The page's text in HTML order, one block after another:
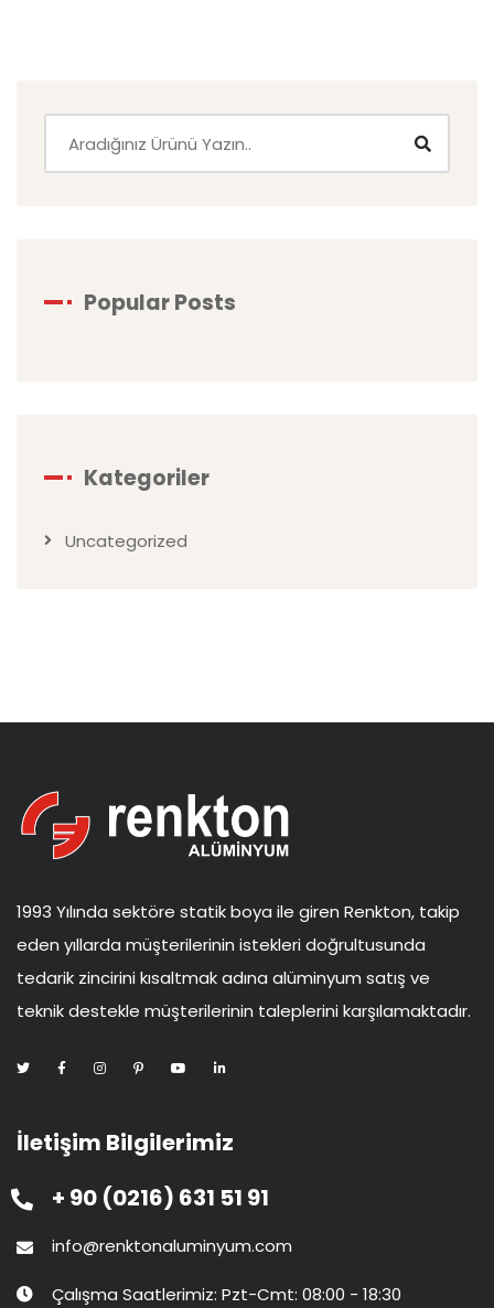
Popular Posts
Kategoriler
Uncategorized
1993 Yılında sektöre statik boya ile giren Renkton, takip
eden yıllarda müşterilerinin istekleri doğrultusunda
tedarik zincirini kısaltmak adına alüminyum satış ve
teknik destekle müşterilerinin taleplerini karşılamaktadır.
İletişim Bilgilerimiz
+ 90 (0216) 631 51 91
info@renktonaluminyum.com
Çalışma Saatlerimiz: Pzt-Cmt: 08:00 - 18:30